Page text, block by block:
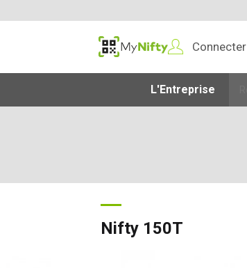
MyNifty
Connecter
L'Entreprise
Nifty 150T